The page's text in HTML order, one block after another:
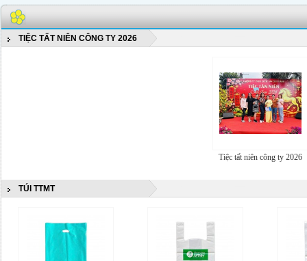
TIỆC TẤT NIÊN CÔNG TY 2026
Tiệc tất niên công ty 2026
TÚI TTMT